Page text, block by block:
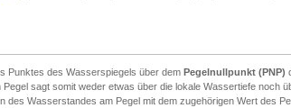
Punktes des Wasserspiegels über dem Pegelnullpunkt (PNP)
sagt somit weder etwas über die lokale Wassertiefe noch
des Wasserstandes am Pegel mit dem zugehörigen Wert des